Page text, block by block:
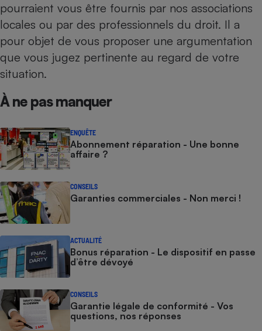
pourraient vous être fournis par nos associations
locales ou par des professionnels du droit. Il a
pour objet de vous proposer une argumentation
que vous jugez pertinente au regard de votre
situation.
À ne pas manquer
ENQUÊTE
Abonnement réparation - Une bonne
affaire ?
CONSEILS
Garanties commerciales - Non merci !
ACTUALITÉ
Bonus réparation - Le dispositif en passe
d’être dévoyé
CONSEILS
Garantie légale de conformité - Vos
questions, nos réponses